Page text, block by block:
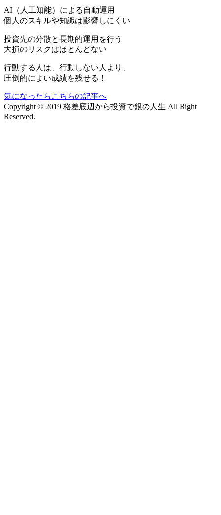
AI（人工知能）による 自動運用
個人のスキルや知識は影響しにくい
投資先の分散と長期的運用を行う
大損のリスクはほとんどない
行動する人は、行動しない人より、
圧倒的によい成績を残せる！
気になったらこちらの記事へ
Copyright © 2019 格差底辺から投資で銀の人生 All Right
Reserved.